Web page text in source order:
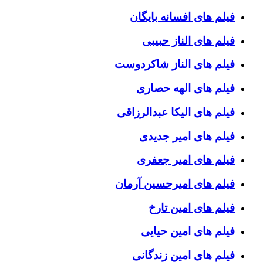
فیلم های افسانه بایگان
فیلم های الناز حبیبی
فیلم های الناز شاکردوست
فیلم های الهه حصاری
فیلم های الیکا عبدالرزاقی
فیلم های امیر جدیدی
فیلم های امیر جعفری
فیلم های امیرحسین آرمان
فیلم های امین تارخ
فیلم های امین حیایی
فیلم های امین زندگانی